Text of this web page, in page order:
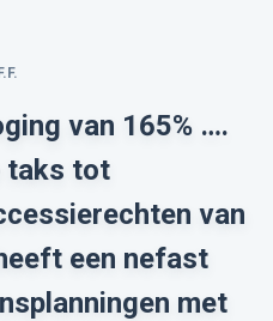
van 165% ….
taks tot
van
een nefast
met